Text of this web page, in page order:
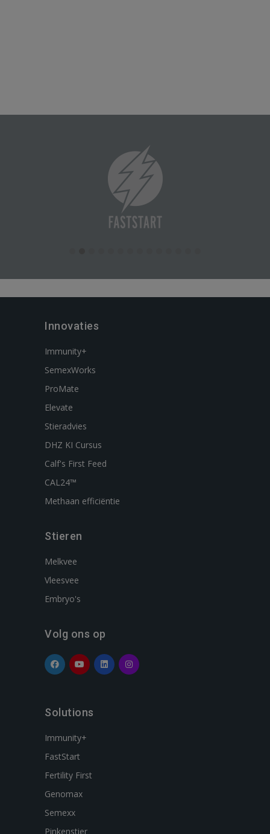
Innovaties
Immunity+
SemexWorks
ProMate
Elevate
Stieradvies
DHZ KI Cursus
Calf's First Feed
CAL24™
Methaan efficiëntie
Stieren
Melkvee
Vleesvee
Embryo's
Volg ons op
Solutions
Immunity+
FastStart
Fertility First
Genomax
Semexx
Pinkenstier